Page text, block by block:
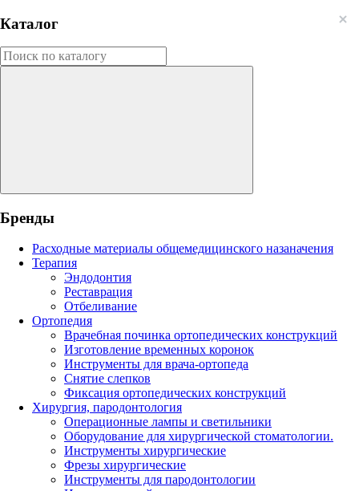
Каталог
Бренды
Расходные материалы общемедицинского назаначения
Терапия
Эндодонтия
Реставрация
Отбеливание
Ортопедия
Врачебная починка ортопедических конструкций
Изготовление временных коронок
Инструменты для врача-ортопеда
Снятие слепков
Фиксация ортопедических конструкций
Хирургия, пародонтология
Операционные лампы и светильники
Оборудование для хирургической стоматологии.
Инструменты хирургические
Фрезы хирургические
Инструменты для пародонтологии